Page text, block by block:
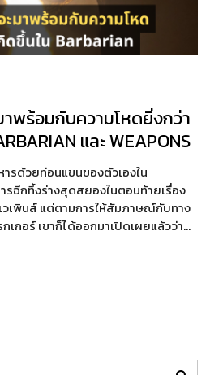
าพร้อมกับความโหดยิ่งกว่า
และ WEAPONS
รด้วยท่อนแขนของตัวเองใน
รฉีกทึ้งร่างสุดสยองในตอนท้ายเรื่อง
วเพินส์ แต่ตามการให้สัมภาษณ์กับทาง
เกอร์ เขาก็ได้ออกมาเปิดเผยแล้วว่า…